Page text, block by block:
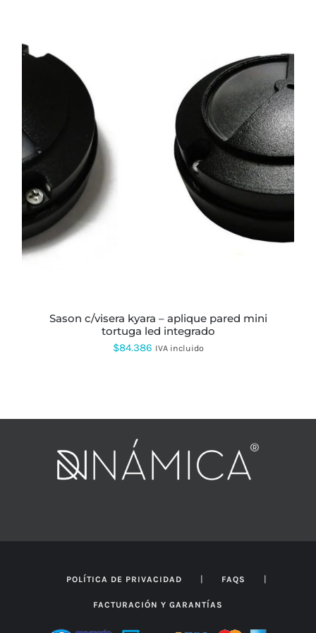
sason c/visera kyara – aplique pared mini
tortuga led integrado
$84.386 IVA incluido
POLÍTICA DE PRIVACIDAD | FAQS |
FACTURACIÓN Y GARANTÍAS